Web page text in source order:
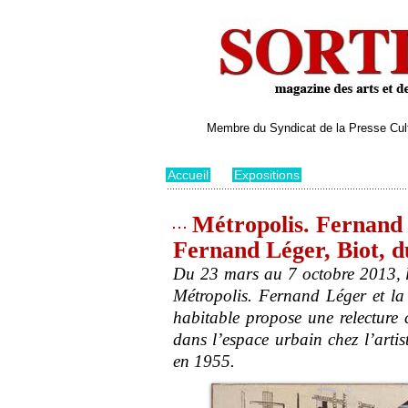
Membre du Syndicat de la Presse
Accueil Expositions
Métropolis.
Fernand Léger, Biot,
Du 23 mars au 7 octobre 2013,
Métropolis. Fernand Léger et
habitable propose une
dans l’espace urbain chez
en 1955.